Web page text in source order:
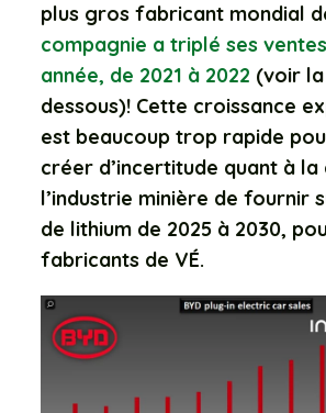
plus gros fabricant mondial
compagnie a triplé ses
année, de 2021 à 2022 (voir
dessous)! Cette croissance
est beaucoup trop rapide
créer d’incertitude quant à la
l’industrie minière de fournir
de lithium de 2025 à 2030,
fabricants de VÉ.